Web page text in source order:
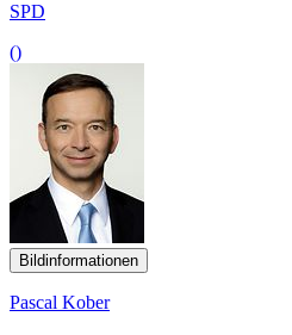
SPD
()
Bildinformationen
Pascal Kober